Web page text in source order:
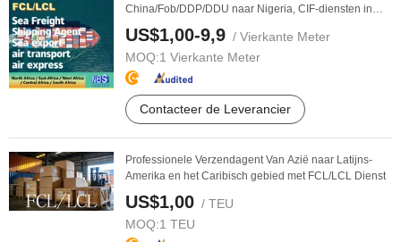
China/Fob/DDP/DDU naar Nigeria, CIF-diensten in
China, FCL/LCL ...
US$1,00-9,9 / Vierkante Meter
MOQ:1 Vierkante Meter
Contacteer de Leverancier
Professionele Verzendagent Van Azië naar Latijns-
Amerika en het Caribisch gebied met FCL/LCL Dienst
US$1,00 / TEU
MOQ:1 TEU